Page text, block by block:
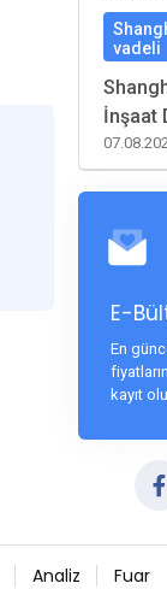
vadeli
İnşaat
E-
En
kayıt
Analiz Fuar